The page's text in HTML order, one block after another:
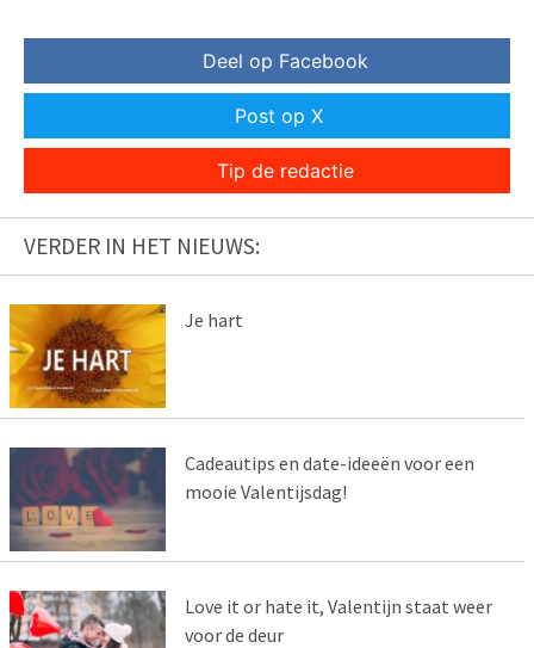
Deel op Facebook
Post op X
Tip de redactie
VERDER IN HET NIEUWS:
Je hart
Cadeautips en date-ideeën voor een
mooie Valentijsdag!
Love it or hate it, Valentijn staat weer
voor de deur